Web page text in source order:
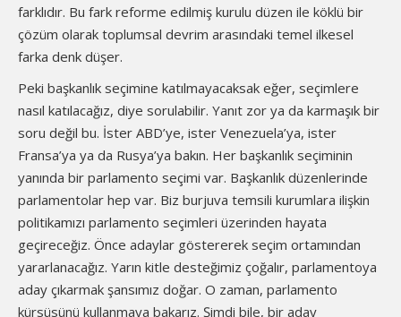
farklıdır. Bu fark reforme edilmiş kurulu düzen ile köklü bir
çözüm olarak toplumsal devrim arasındaki temel ilkesel
farka denk düşer.
Peki başkanlık seçimine katılmayacaksak eğer, seçimlere
nasıl katılacağız, diye sorulabilir. Yanıt zor ya da karmaşık bir
soru değil bu. İster ABD’ye, ister Venezuela’ya, ister
Fransa’ya ya da Rusya’ya bakın. Her başkanlık seçiminin
yanında bir parlamento seçimi var. Başkanlık düzenlerinde
parlamentolar hep var. Biz burjuva temsili kurumlara ilişkin
politikamızı parlamento seçimleri üzerinden hayata
geçireceğiz. Önce adaylar göstererek seçim ortamından
yararlanacağız. Yarın kitle desteğimiz çoğalır, parlamentoya
aday çıkarmak şansımız doğar. O zaman, parlamento
kürsüsünü kullanmaya bakarız. Şimdi bile, bir aday